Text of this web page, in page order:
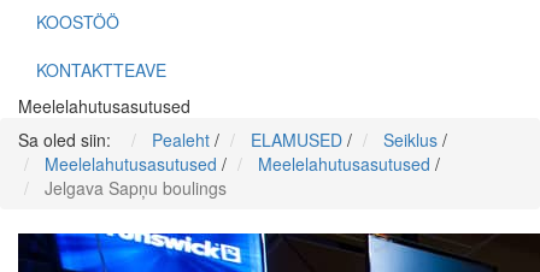
KOOSTÖÖ
KONTAKTTEAVE
Meelelahutusasutused
Sa oled siin:
Pealeht / ELAMUSED / Seiklus /
Meelelahutusasutused / Meelelahutusasutused /
Jelgava Sapņu boulings